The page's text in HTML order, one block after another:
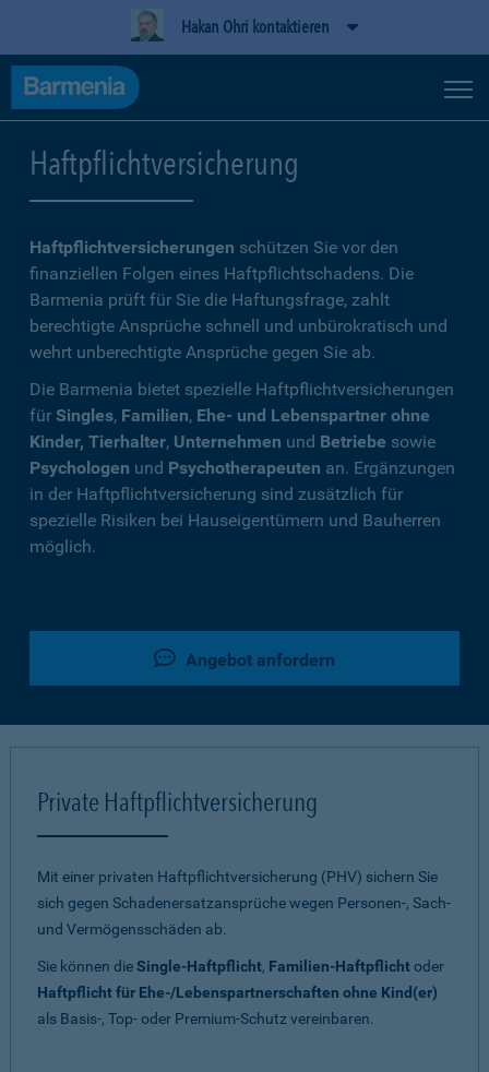
Hakan Ohri kontaktieren
Haftpflichtversicherung
Haftpflichtversicherungen schützen Sie vor den
finanziellen Folgen eines Haftpflichtschadens. Die
Barmenia prüft für Sie die Haftungsfrage, zahlt
berechtigte Ansprüche schnell und unbürokratisch und
wehrt unberechtigte Ansprüche gegen Sie ab.
Die Barmenia bietet spezielle Haftpflichtversicherungen
für Singles, Familien, Ehe- und Lebenspartner ohne
Kinder, Tierhalter, Unternehmen und Betriebe sowie
Psychologen und Psychotherapeuten an. Ergänzungen
in der Haftpflichtversicherung sind zusätzlich für
spezielle Risiken bei Hauseigentümern und Bauherren
möglich.
Angebot anfordern
Private Haftpflichtversicherung
Mit einer privaten Haftpflichtversicherung (PHV) sichern Sie
sich gegen Schadenersatzansprüche wegen Personen-, Sach-
und Vermögensschäden ab.
Sie können dieSingle-Haftpflicht, Familien-Haftpflichtoder
Haftpflicht für Ehe-/Lebenspartnerschaften ohne Kind(er)
als Basis-, Top- oder Premium-Schutz vereinbaren.